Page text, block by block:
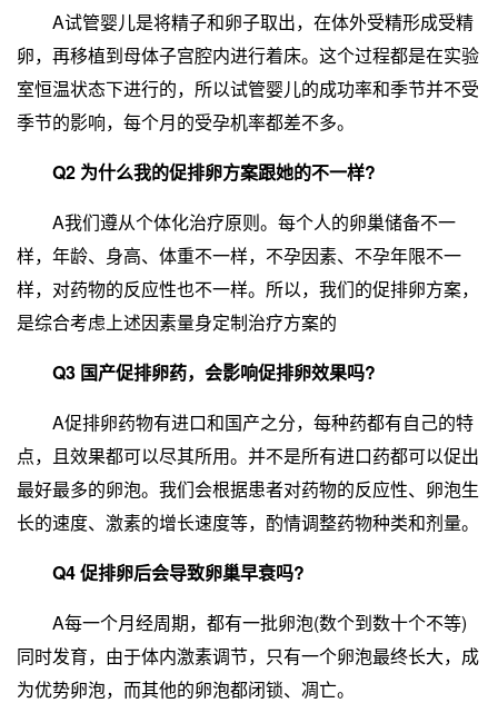
A试管婴儿是将精子和卵子取出，在体外受精形成受精
卵，再移植到母体子宫腔内进行着床。这个过程都是在实验
室恒温状态下进行的，所以试管婴儿的成功率和季节并不受
季节的影响，每个月的受孕机率都差不多。
Q2 为什么我的促排卵方案跟她的不一样?
A我们遵从个体化治疗原则。每个人的卵巢储备不一
样，年龄、身高、体重不一样，不孕因素、不孕年限不一
样，对药物的反应性也不一样。所以，我们的促排卵方案，
是综合考虑上述因素量身定制治疗方案的
Q3 国产促排卵药，会影响促排卵效果吗?
A促排卵药物有进口和国产之分，每种药都有自己的特
点，且效果都可以尽其所用。并不是所有进口药都可以促出
最好最多的卵泡。我们会根据患者对药物的反应性、卵泡生
长的速度、激素的增长速度等，酌情调整药物种类和剂量。
Q4 促排卵后会导致卵巢早衰吗?
A每一个月经周期，都有一批卵泡(数个到数十个不等)
同时发育，由于体内激素调节，只有一个卵泡最终长大，成
为优势卵泡，而其他的卵泡都闭锁、凋亡。